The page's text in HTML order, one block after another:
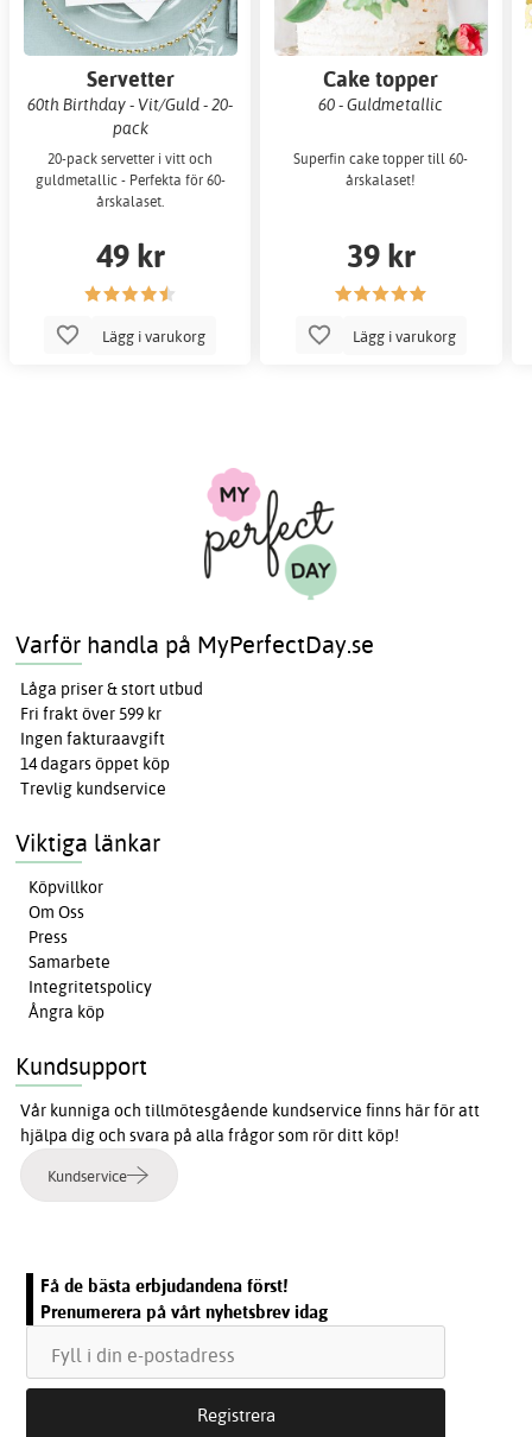
Servetter
60th Birthday - Vit/Guld - 20-
pack
20-pack servetter i vitt och
guldmetallic - Perfekta för 60-
årskalaset.
49 kr
Lägg i varukorg
Cake topper
60 - Guldmetallic
Superfin cake topper till 60-
årskalaset!
39 kr
Lägg i varukorg
Varför handla på MyPerfectDay.se
Låga priser & stort utbud
Fri frakt över 599 kr
Ingen fakturaavgift
14 dagars öppet köp
Trevlig kundservice
Viktiga länkar
Köpvillkor
Om Oss
Press
Samarbete
Integritetspolicy
Ångra köp
Kundsupport
Vår kunniga och tillmötesgående kundservice finns här för att
hjälpa dig och svara på alla frågor som rör ditt köp!
Kundservice
Få de bästa erbjudandena först!
Prenumerera på vårt nyhetsbrev idag